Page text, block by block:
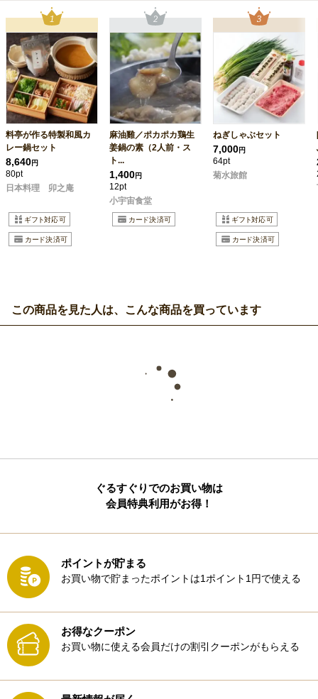
料亭が作る特製和風カ
レー鍋セット
8,640円
80pt
日本料理 卯之庵
麻油雞／ポカポカ鶏生
姜鍋の素（2人前・ス
ト...
1,400円
12pt
小宇宙食堂
ねぎしゃぶセット
7,000円
64pt
菊水旅館
この商品を見た人は、こんな商品を買っています
ぐるすぐりでのお買い物は
会員特典利用がお得！
ポイントが貯まる
お買い物で貯まったポイントは1ポイント1円で使える
お得なクーポン
お買い物に使える会員だけの割引クーポンがもらえる